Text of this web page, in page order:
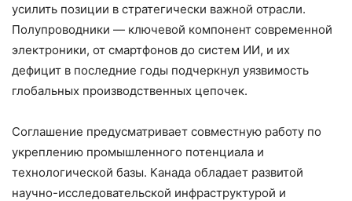
усилить позиции в стратегически важной отрасли.
Полупроводники — ключевой компонент современной
электроники, от смартфонов до систем ИИ, и их
дефицит в последние годы подчеркнул уязвимость
глобальных производственных цепочек.
Соглашение предусматривает совместную работу по
укреплению промышленного потенциала и
технологической базы. Канада обладает развитой
научно-исследовательской инфраструктурой и